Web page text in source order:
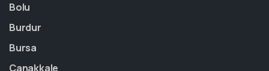
Bolu
Burdur
Bursa
Çanakkale